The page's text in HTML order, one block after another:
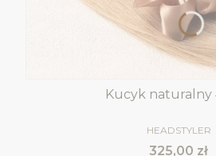
PRODUCENT
HEADSTYLER
Cena
325,00 zł